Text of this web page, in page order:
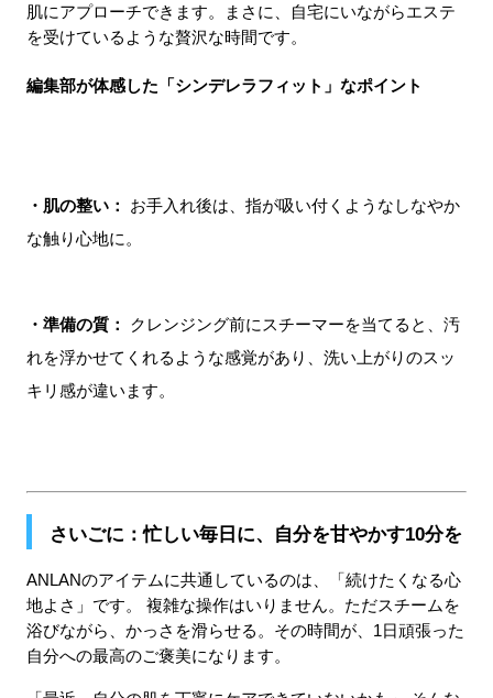
肌にアプローチできます。まさに、自宅にいながらエステ
を受けているような贅沢な時間です。
編集部が体感した「シンデレラフィット」なポイント
・肌の整い：
お手入れ後は、指が吸い付くようなしなやか
な触り心地に。
・準備の質：
クレンジング前にスチーマーを当てると、汚
れを浮かせてくれるような感覚があり、洗い上がりのスッ
キリ感が違います。
さいごに：忙しい毎日に、自分を甘やかす10分を
ANLANのアイテムに共通しているのは、「続けたくなる心
地よさ」です。 複雑な操作はいりません。ただスチームを
浴びながら、かっさを滑らせる。その時間が、1日頑張った
自分への最高のご褒美になります。